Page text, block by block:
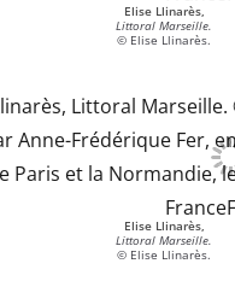
Elise Llinarès,
Littoral Marseille.
© Elise Llinarès.
Elise Llinarès,
Littoral Marseille.
© Elise Llinarès.